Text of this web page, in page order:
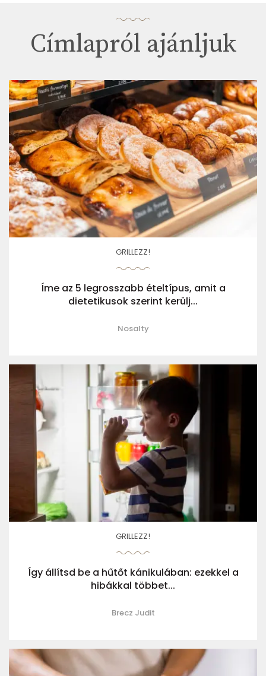
Címlapról ajánljuk
GRILLEZZ!
Íme az 5 legrosszabb ételtípus, amit a
dietetikusok szerint kerülj...
Nosalty
GRILLEZZ!
Így állítsd be a hűtőt kánikulában: ezekkel a
hibákkal többet...
Brecz Judit